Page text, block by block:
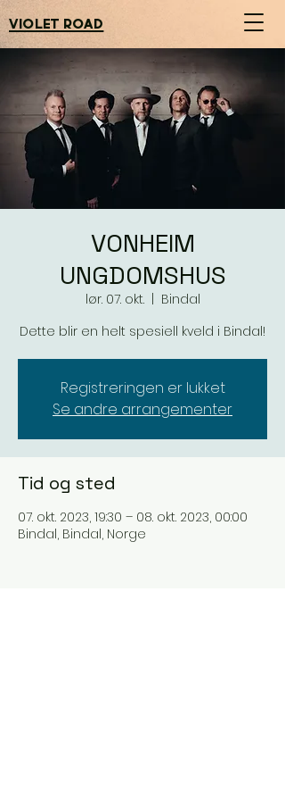
violet road
VONHEIM
UNGDOMSHUS
lør. 07. okt.
  |
Bindal
Dette blir en helt spesiell kveld i Bindal!
Registreringen er lukket
Se andre arrangementer
Tid og sted
07. okt. 2023, 19:30 – 08. okt. 2023, 00:00
Bindal, Bindal, Norge